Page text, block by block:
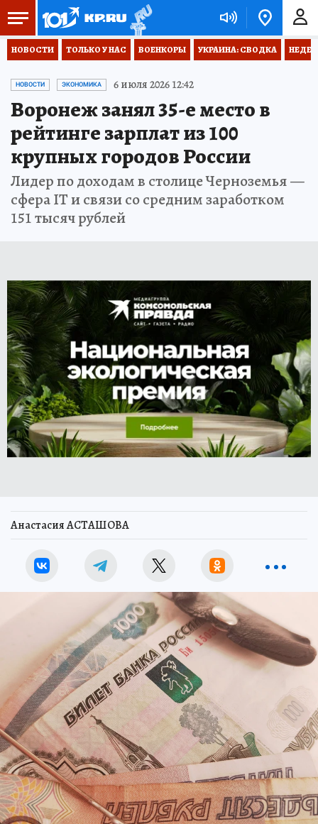
НОВОСТИ ТОЛЬКО У НАС ВОЕНКОРЫ УКРАИНА: СВОДКА
НОВОСТИ ЭКОНОМИКА 6 июля 2026 12:42
Воронеж занял 35-е место в
рейтинге зарплат из 100
крупных городов России
Лидер по доходам в столице Черноземья —
сфера IT и связи со средним заработком
151 тысяч рублей
Анастасия АСТАШОВА